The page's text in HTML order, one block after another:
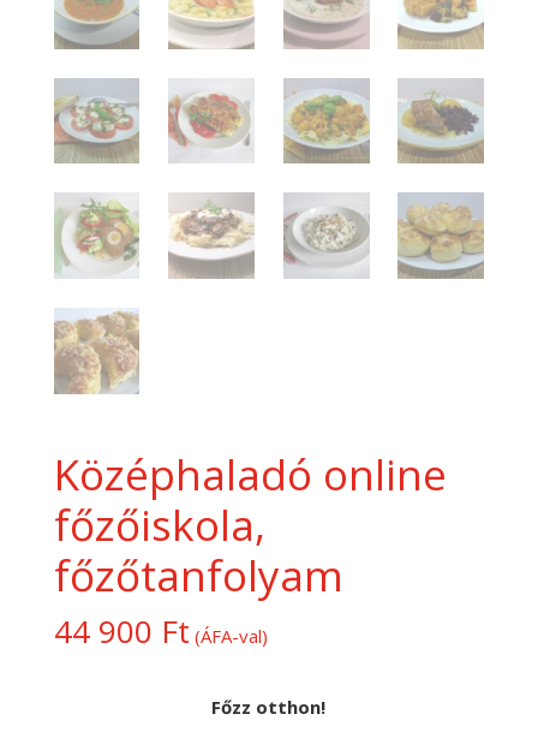
Középhaladó online
főzőiskola,
főzőtanfolyam
44 900 Ft (ÁFA-val)
Főzz otthon!